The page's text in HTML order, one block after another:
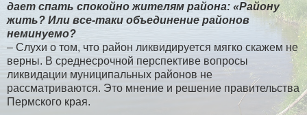
дает спать спокойно жителям района: «Району
жить? Или все-таки объединение районов
неминуемо?
– Слухи о том, что район ликвидируется мягко скажем не
верны. В среднесрочной перспективе вопросы
ликвидации муниципальных районов не
рассматриваются. Это мнение и решение правительства
Пермского края.